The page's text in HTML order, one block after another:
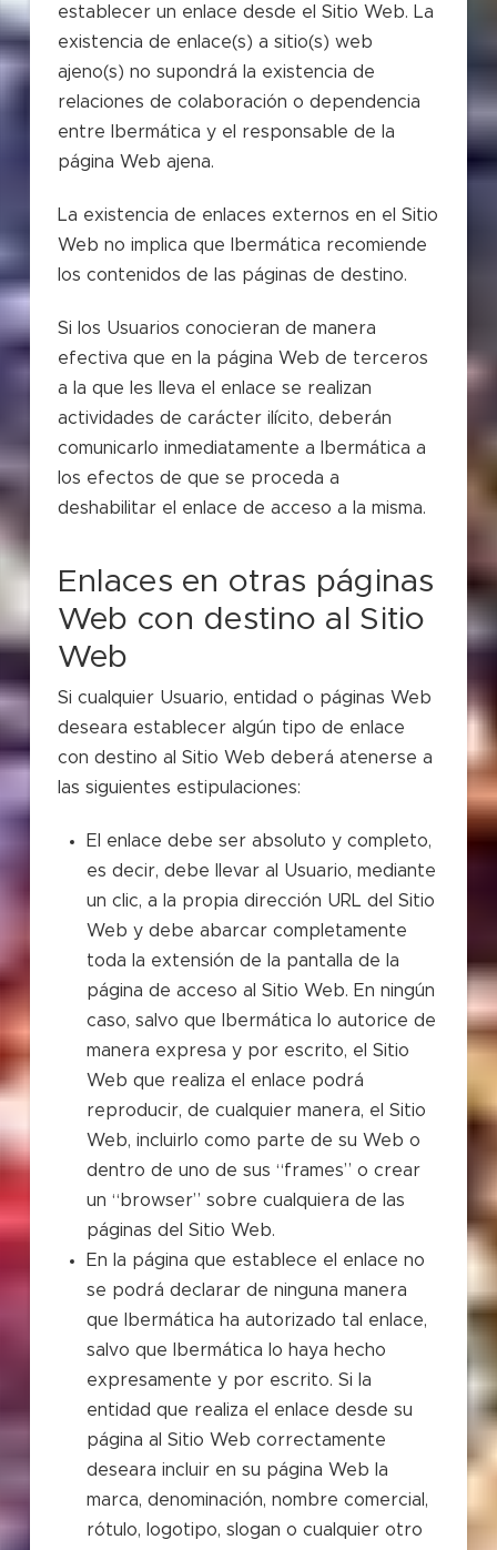
establecer un enlace desde el Sitio Web. La
existencia de enlace(s) a sitio(s) web
ajeno(s) no supondrá la existencia de
relaciones de colaboración o dependencia
entre Ibermática y el responsable de la
página Web ajena.
La existencia de enlaces externos en el Sitio
Web no implica que Ibermática recomiende
los contenidos de las páginas de destino.
Si los Usuarios conocieran de manera
efectiva que en la página Web de terceros
a la que les lleva el enlace se realizan
actividades de carácter ilícito, deberán
comunicarlo inmediatamente a Ibermática a
los efectos de que se proceda a
deshabilitar el enlace de acceso a la misma.
Enlaces en otras páginas
Web con destino al Sitio
Web
Si cualquier Usuario, entidad o páginas Web
deseara establecer algún tipo de enlace
con destino al Sitio Web deberá atenerse a
las siguientes estipulaciones:
El enlace debe ser absoluto y completo,
es decir, debe llevar al Usuario, mediante
un clic, a la propia dirección URL del Sitio
Web y debe abarcar completamente
toda la extensión de la pantalla de la
página de acceso al Sitio Web. En ningún
caso, salvo que Ibermática lo autorice de
manera expresa y por escrito, el Sitio
Web que realiza el enlace podrá
reproducir, de cualquier manera, el Sitio
Web, incluirlo como parte de su Web o
dentro de uno de sus “frames” o crear
un “browser” sobre cualquiera de las
páginas del Sitio Web.
En la página que establece el enlace no
se podrá declarar de ninguna manera
que Ibermática ha autorizado tal enlace,
salvo que Ibermática lo haya hecho
expresamente y por escrito. Si la
entidad que realiza el enlace desde su
página al Sitio Web correctamente
deseara incluir en su página Web la
marca, denominación, nombre comercial,
rótulo, logotipo, slogan o cualquier otro